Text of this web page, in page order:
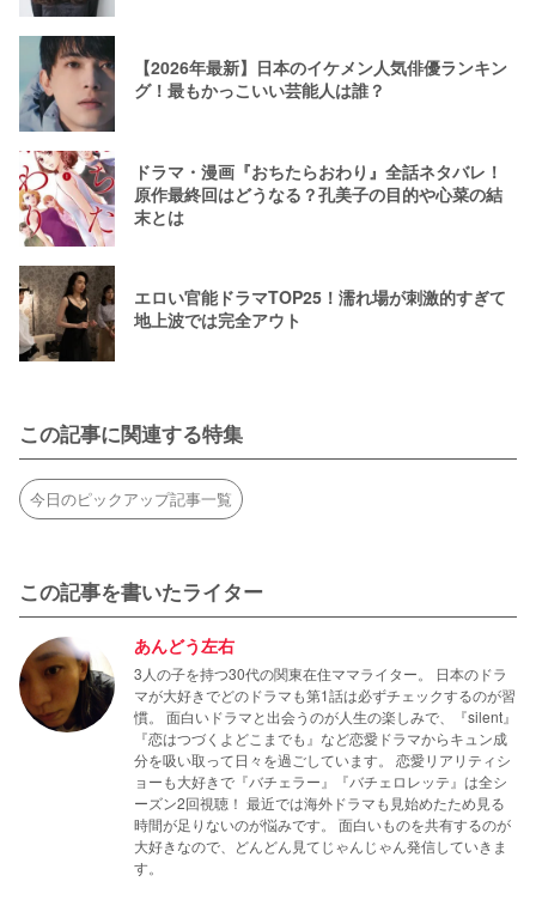
【2026年最新】日本のイケメン人気俳優ランキン
グ！最もかっこいい芸能人は誰？
ドラマ・漫画『おちたらおわり』全話ネタバレ！
原作最終回はどうなる？孔美子の目的や心菜の結
末とは
エロい官能ドラマTOP25！濡れ場が刺激的すぎて
地上波では完全アウト
この記事に関連する特集
今日のピックアップ記事一覧
この記事を書いたライター
あんどう左右
3人の子を持つ30代の関東在住ママライター。 日本のドラ
マが大好きでどのドラマも第1話は必ずチェックするのが習
慣。 面白いドラマと出会うのが人生の楽しみで、『silent』
『恋はつづくよどこまでも』など恋愛ドラマからキュン成
分を吸い取って日々を過ごしています。 恋愛リアリティシ
ョーも大好きで『バチェラー』『バチェロレッテ』は全シ
ーズン2回視聴！ 最近では海外ドラマも見始めたため見る
時間が足りないのが悩みです。 面白いものを共有するのが
大好きなので、どんどん見てじゃんじゃん発信していきま
す。